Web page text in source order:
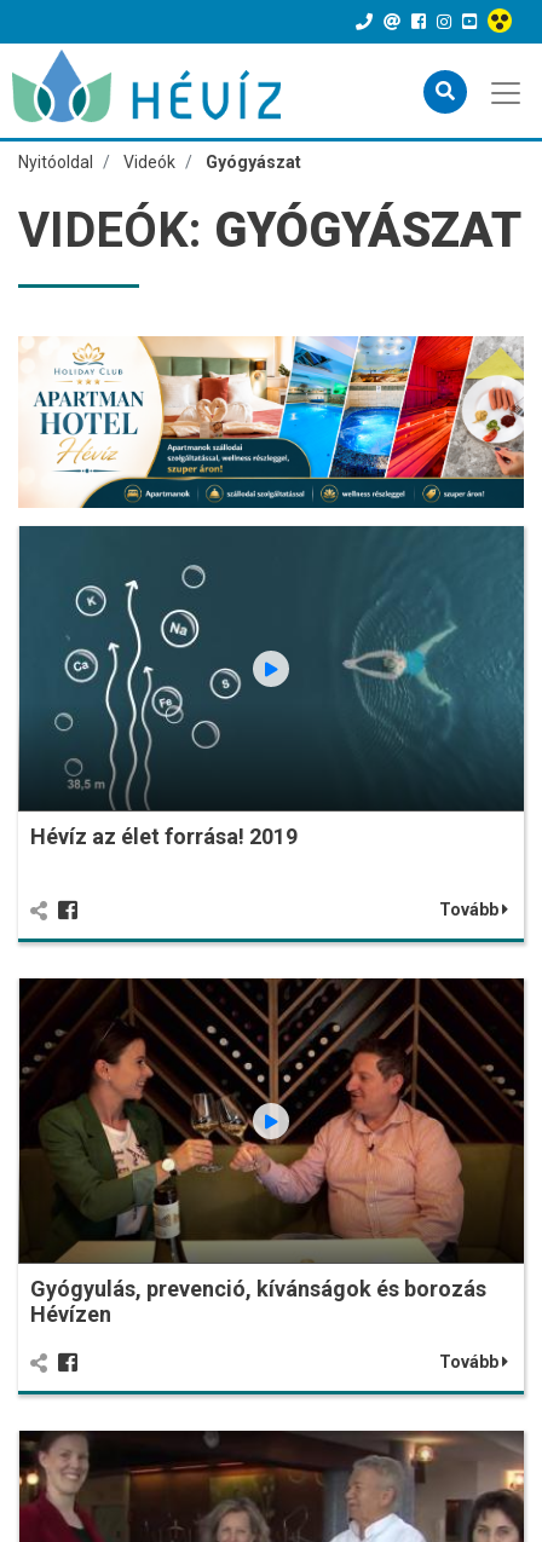
Nyitóoldal Videók Gyógyászat
VIDEÓK: GYÓGYÁSZAT
Hévíz az élet forrása! 2019
Tovább
Gyógyulás, prevenció, kívánságok és borozás
Hévízen
Tovább